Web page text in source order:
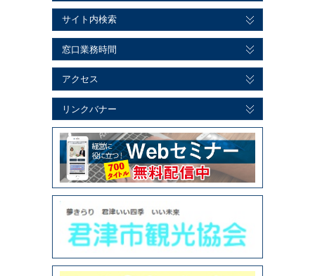
サイト内検索
窓口業務時間
アクセス
リンクバナー